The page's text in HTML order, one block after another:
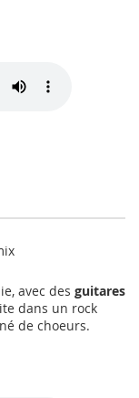
avec des guitares
dans un rock
de choeurs.